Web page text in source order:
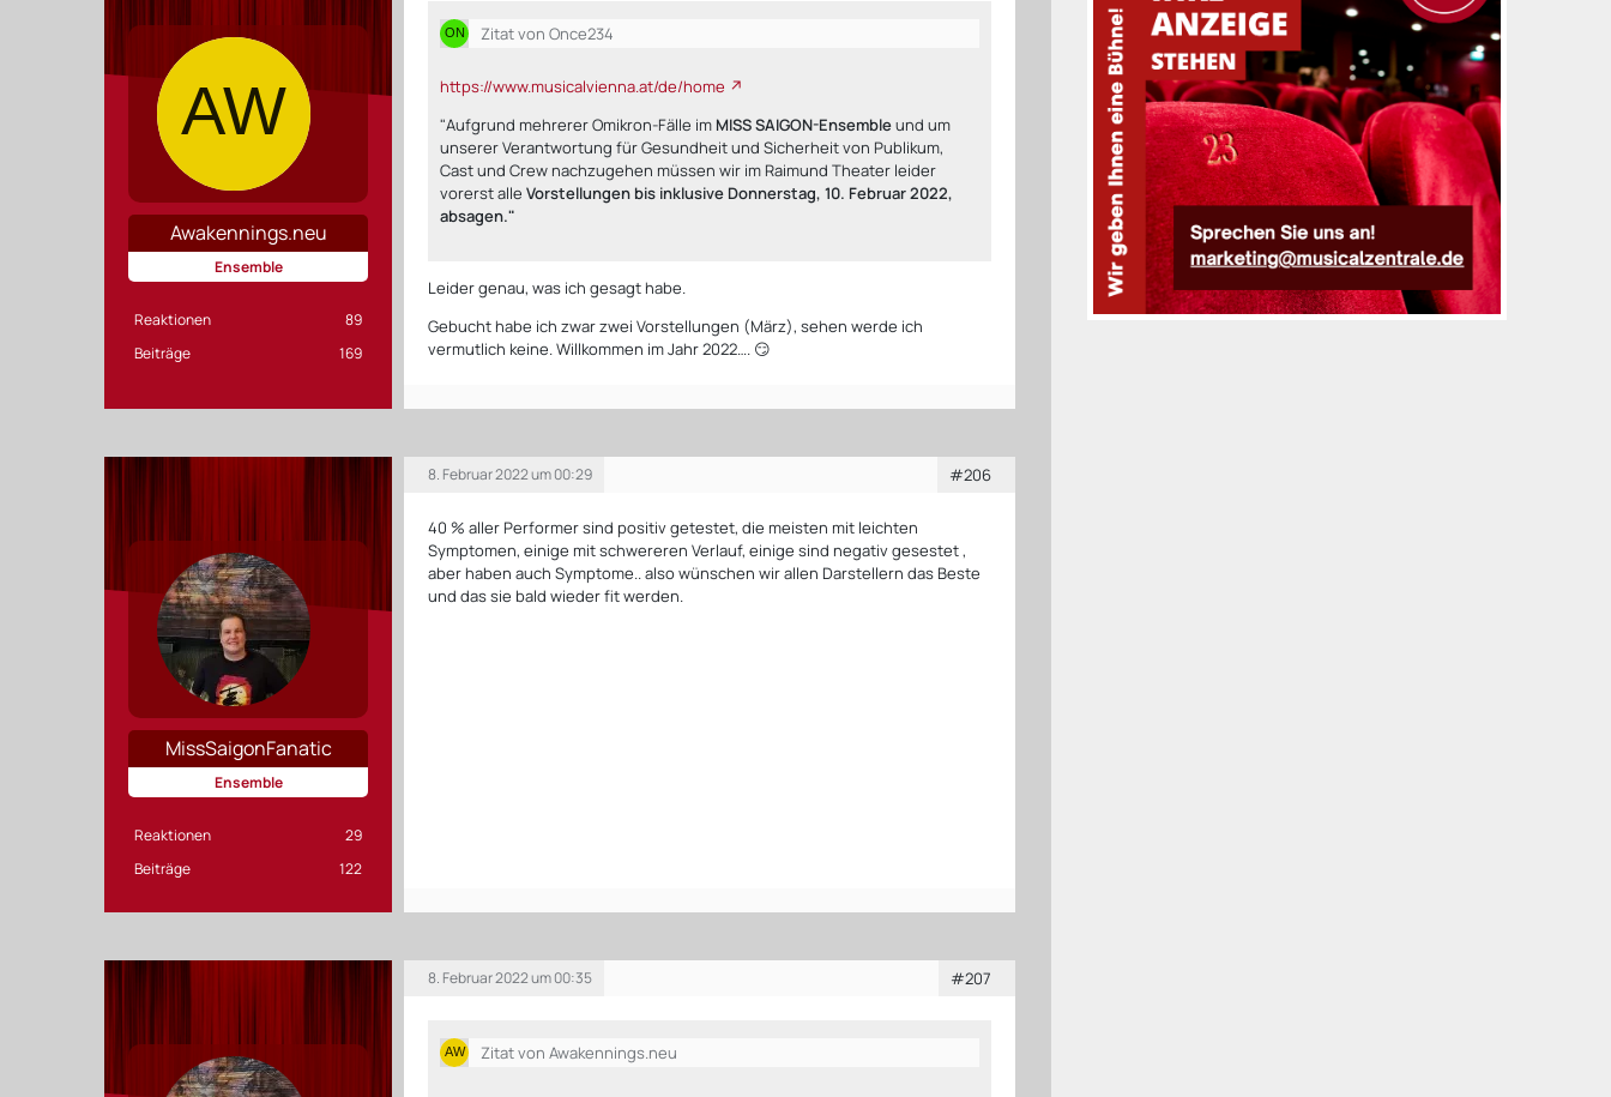
Awakennings.neu
Ensemble
Reaktionen
89
Beiträge
169
Zitat von Once234
https://www.musicalvienna.at/de/home
"Aufgrund mehrerer Omikron-Fälle im MISS SAIGON-Ensembleund um
unserer Verantwortung für Gesundheit und Sicherheit von Publikum,
Cast und Crew nachzugehen müssen wir im Raimund Theater leider
vorerst alleVorstellungen bis inklusive Donnerstag, 10. Februar 2022,
absagen."
Leider genau, was ich gesagt habe.
Gebucht habe ich zwar zwei Vorstellungen (März), sehen werde ich
vermutlich keine. Willkommen im Jahr 2022…. 😏
MissSaigonFanatic
Ensemble
Reaktionen
29
Beiträge
122
8. Februar 2022 um 00:29 #206
40 % aller Performer sind positiv getestet, die meisten mit leichten
Symptomen, einige mit schwereren Verlauf, einige sind negativ gesestet ,
aber haben auch Symptome.. also wünschen wir allen Darstellern das Beste
und das sie bald wieder fit werden.
8. Februar 2022 um 00:35 #207
Zitat von Awakennings.neu